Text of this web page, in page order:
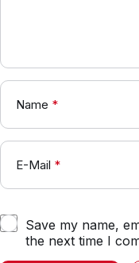
Name *
E-Mail *
Save my name,
the next time I